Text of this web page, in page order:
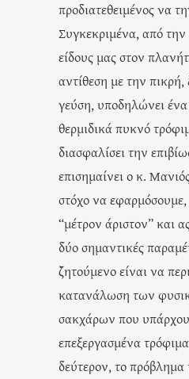
προδιατεθειμένος να
Συγκεκριμένα, από
είδους μας στον
αντίθεση με την πικρή,
γεύση, υποδηλώνει
θερμιδικά πυκνό
διασφαλίσει την
επισημαίνει ο κ.
στόχο να
“μέτρον άριστον” και
δύο σημαντικές
ζητούμενο είναι να
κατανάλωση των
σακχάρων που
επεξεργασμένα
δεύτερον, το